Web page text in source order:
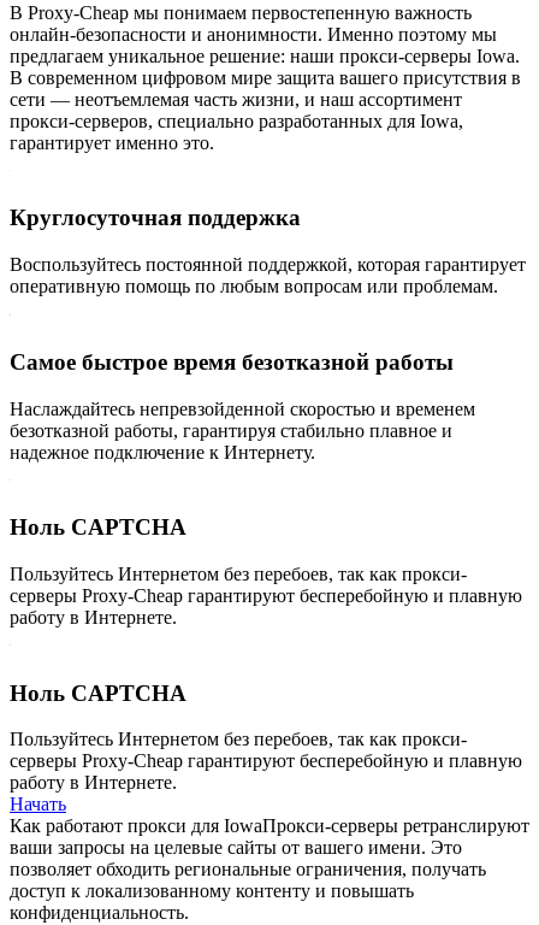
В Proxy-Cheap мы понимаем первостепенную важность
онлайн-безопасности и анонимности. Именно поэтому мы
предлагаем уникальное решение: наши прокси-серверы Iowa.
В современном цифровом мире защита вашего присутствия в
сети — неотъемлемая часть жизни, и наш ассортимент
прокси-серверов, специально разработанных для Iowa,
гарантирует именно это.
Круглосуточная поддержка
Воспользуйтесь постоянной поддержкой, которая гарантирует
оперативную помощь по любым вопросам или проблемам.
Самое быстрое время безотказной работы
Наслаждайтесь непревзойденной скоростью и временем
безотказной работы, гарантируя стабильно плавное и
надежное подключение к Интернету.
Ноль CAPTCHA
Пользуйтесь Интернетом без перебоев, так как прокси-
серверы Proxy-Cheap гарантируют бесперебойную и плавную
работу в Интернете.
Ноль CAPTCHA
Пользуйтесь Интернетом без перебоев, так как прокси-
серверы Proxy-Cheap гарантируют бесперебойную и плавную
работу в Интернете.
Начать
Как работают прокси для IowaПрокси-серверы ретранслируют
ваши запросы на целевые сайты от вашего имени. Это
позволяет обходить региональные ограничения, получать
доступ к локализованному контенту и повышать
конфиденциальность.